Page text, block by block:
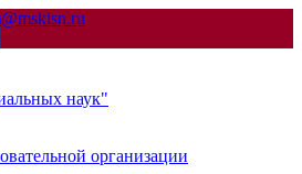
наук"
организации